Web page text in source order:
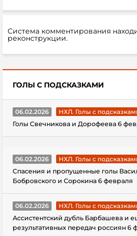
Система комментирования
реконструкции.
ГОЛЫ С ПОДСКАЗКАМИ
06.02.2026
НХЛ. Голы с
Голы Свечникова и Дорофеева 6
06.02.2026
НХЛ. Голы с
Спасения и пропущенные голы
Бобровского и Сорокина 6 февраля
06.02.2026
НХЛ. Голы с
Ассистентский дубль Барбашева и
результативных передач россиян 6